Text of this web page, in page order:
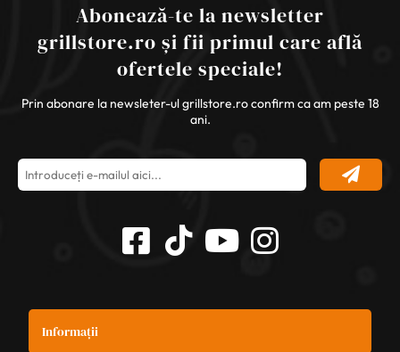
Abonează-te la newsletter
grillstore.ro și fii primul care află
ofertele speciale!
Prin abonare la newsleter-ul grillstore.ro confirm ca am peste 18
ani.
Informații